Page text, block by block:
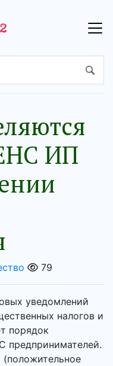
ИП
79
уведомлений
налогов и
порядок
предпринимателей.